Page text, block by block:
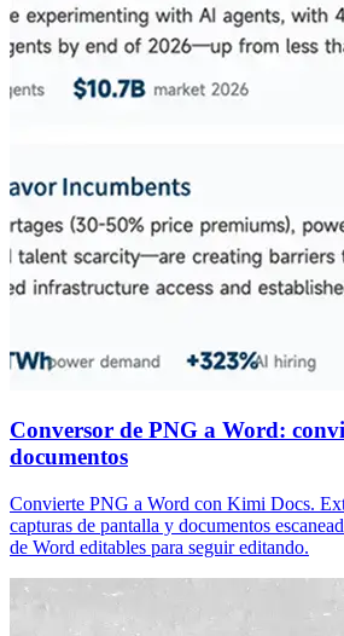
Conversor de PNG a Word:
documentos
Convierte PNG a Word con Kimi Docs.
capturas de pantalla y documentos
de Word editables para seguir editando.